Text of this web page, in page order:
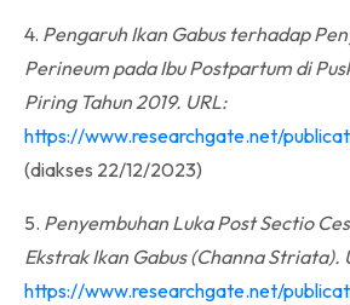
4. Pengaruh Ikan Gabus terhadap
Perineum pada Ibu Postpartum di
Piring Tahun 2019. URL:
https://www.researchgate.net/
(diakses 22/12/2023)
5. Penyembuhan Luka Post Sectio
Ekstrak Ikan Gabus (Channa Striata).
https://www.researchgate.net/